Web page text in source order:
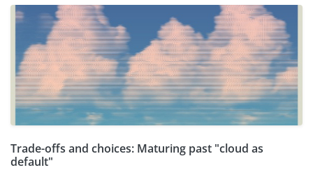
Trade-offs and choices: Maturing past "cloud as
default"